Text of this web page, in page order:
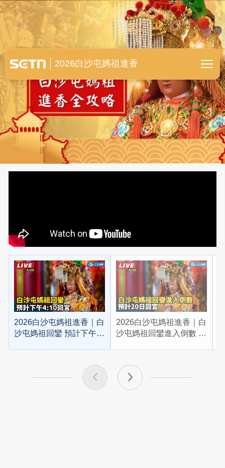
白沙屯媽祖進香全紀錄
2026白沙屯媽祖進香
2026白沙屯媽祖進香｜白
沙屯媽祖回鑾 預計下午
2026白沙屯媽祖進香｜白
沙屯媽祖回鑾進入倒數 預